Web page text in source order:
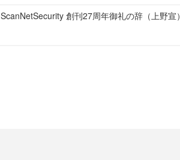
ScanNetSecurity 創刊27周年御礼の辞（上野宣）